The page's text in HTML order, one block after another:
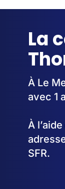
La
À Le
avec 1
À
SFR.